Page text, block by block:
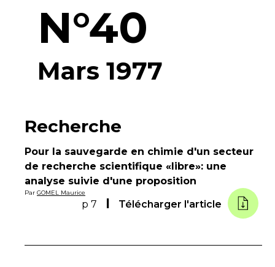
N°40
Mars 1977
Recherche
Pour la sauvegarde en chimie d'un secteur
de recherche scientifique «libre»: une
analyse suivie d'une proposition
Par GOMEL Maurice
p 7 Télécharger l'article